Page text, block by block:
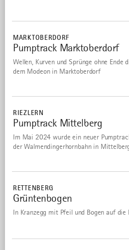
MARKTOBERDORF
11
Pumptrack Marktoberdorf
Wellen, Kurven und Sprünge ohne Ende
dem Modeon in Marktoberdorf
RIEZLERN
12
Pumptrack Mittelberg
Im Mai 2024 wurde ein neuer
der Walmendingerhornbahn in
RETTENBERG
Grüntenbogen
In Kranzegg mit Pfeil und Bogen auf die